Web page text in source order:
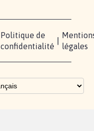
Politique de
confidentialité
légales